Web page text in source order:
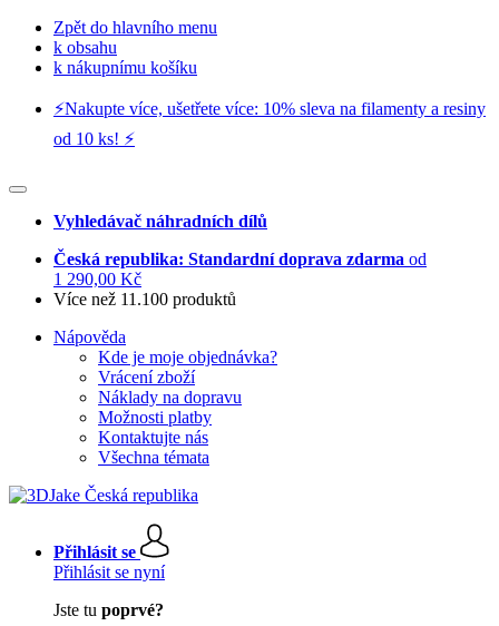
Zpět do hlavního menu
k obsahu
k nákupnímu košíku
⚡️Nakupte více, ušetřete více: 10% sleva na filamenty a resiny
od 10 ks! ⚡️
Vyhledávač náhradních dílů
Česká republika: Standardní doprava zdarma od
1 290,00 Kč
Více než 11.100 produktů
Nápověda
Kde je moje objednávka?
Vrácení zboží
Náklady na dopravu
Možnosti platby
Kontaktujte nás
Všechna témata
Přihlásit se
Přihlásit se nyní
Jste tu poprvé?